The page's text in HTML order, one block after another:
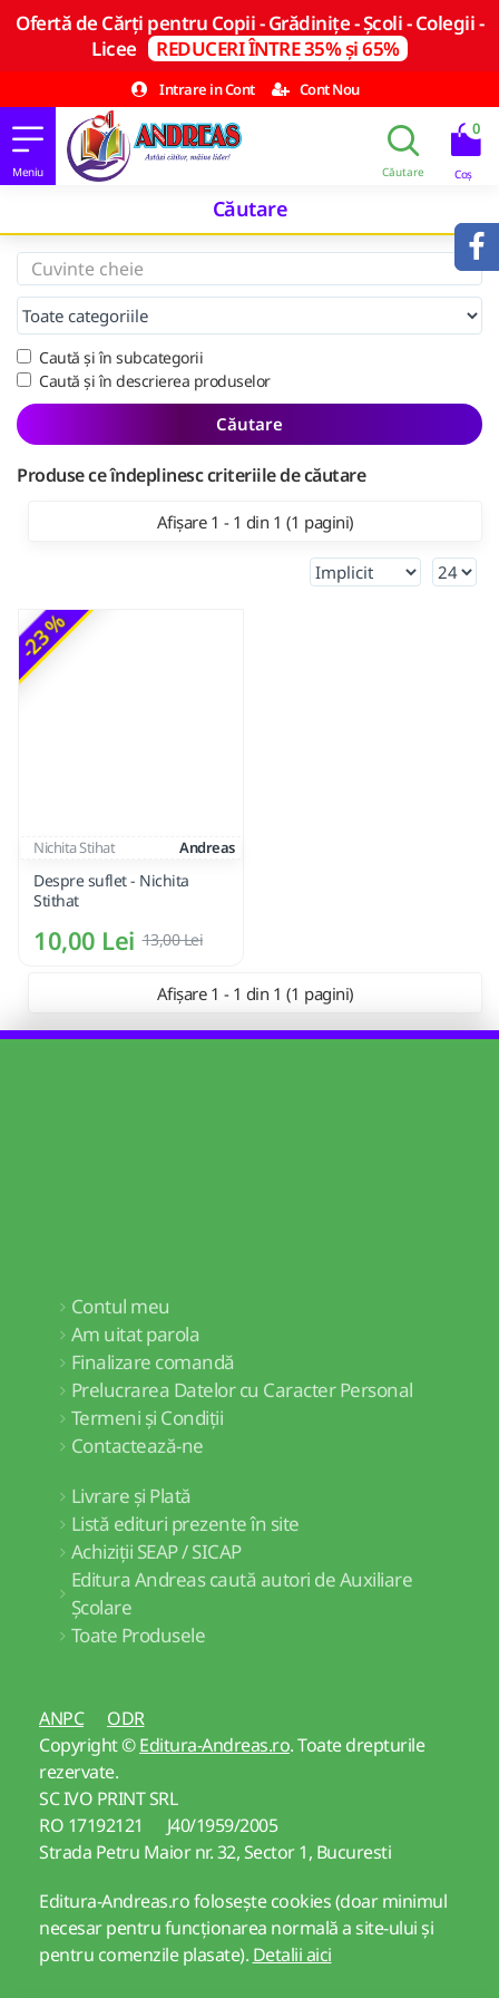
Ofertă de Cărți pentru Copii - Grădinițe - Școli - Colegii -
Licee REDUCERI ÎNTRE 35% și 65%
Intrare in Cont
Cont Nou
0
Căutare
Caută și în subcategorii
Caută și în descrierea produselor
Căutare
Produse ce îndeplinesc criteriile de căutare
Afișare 1 - 1 din 1 (1 pagini)
-23 %
Nichita Stihat Andreas
Despre suflet - Nichita
Stithat
10,00 Lei 13,00 Lei
Afișare 1 - 1 din 1 (1 pagini)
Contul meu
Am uitat parola
Finalizare comandă
Prelucrarea Datelor cu Caracter Personal
Termeni și Condiții
Contactează-ne
Livrare și Plată
Listă edituri prezente în site
Achiziții SEAP / SICAP
Editura Andreas caută autori de Auxiliare
Școlare
Toate Produsele
ANPC
ODR
Copyright ©Editura-Andreas.ro. Toate drepturile
rezervate.
SC IVO PRINT SRL
RO 17192121 J40/1959/2005
Strada Petru Maior nr. 32, Sector 1, Bucuresti
Editura-Andreas.ro folosește cookies (doar minimul
necesar pentru funcționarea normală a site-ului și
pentru comenzile plasate). Detalii aici